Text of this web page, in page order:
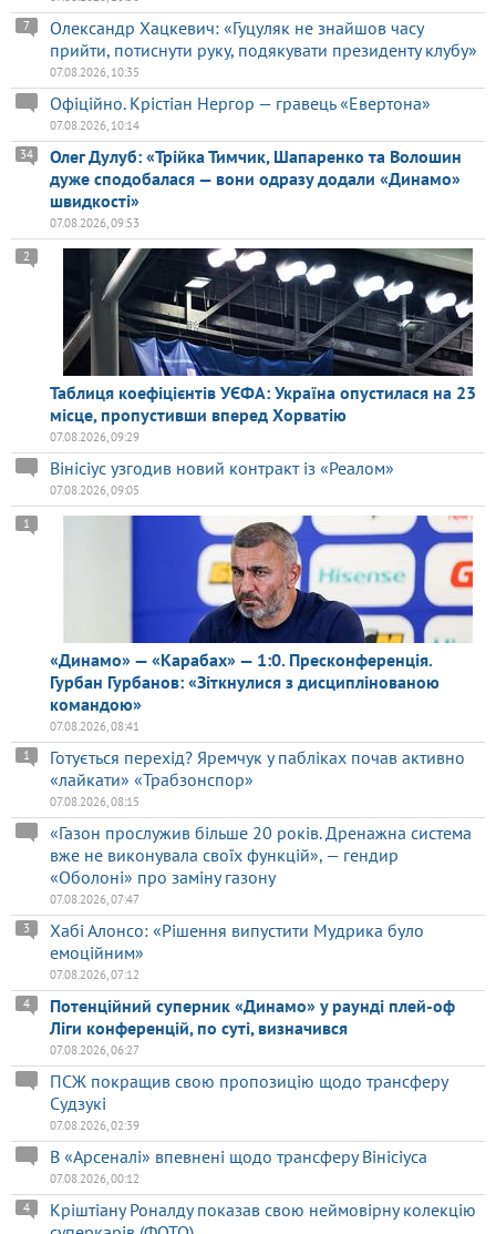
Олександр Хацкевич: «Гуцуляк не знайшов часу
прийти, потиснути руку, подякувати президенту клубу»
7
07.08.2026, 10:35
Офіційно. Крістіан Нергор — гравець «Евертона»
07.08.2026, 10:14
Олег Дулуб: «Трійка Тимчик, Шапаренко та Волошин
дуже сподобалася — вони одразу додали «Динамо»
швидкості»
34
07.08.2026, 09:53
Таблиця коефіцієнтів УЄФА: Україна опустилася на 23
місце, пропустивши вперед Хорватію
2
07.08.2026, 09:29
Вінісіус узгодив новий контракт із «Реалом»
07.08.2026, 09:05
«Динамо» — «Карабах» — 1:0. Пресконференція.
Гурбан Гурбанов: «Зіткнулися з дисциплінованою
командою»
1
07.08.2026, 08:41
Готується перехід? Яремчук у пабліках почав активно
«лайкати» «Трабзонспор»
1
07.08.2026, 08:15
«Газон прослужив більше 20 років. Дренажна система
вже не виконувала своїх функцій», — гендир
«Оболоні» про заміну газону
07.08.2026, 07:47
Хабі Алонсо: «Рішення випустити Мудрика було
емоційним»
3
07.08.2026, 07:12
Потенційний суперник «Динамо» у раунді плей-оф
Ліги конференцій, по суті, визначився
4
07.08.2026, 06:27
ПСЖ покращив свою пропозицію щодо трансферу
Судзукі
07.08.2026, 02:39
В «Арсеналі» впевнені щодо трансферу Вінісіуса
07.08.2026, 00:12
Кріштіану Роналду показав свою неймовірну колекцію
4